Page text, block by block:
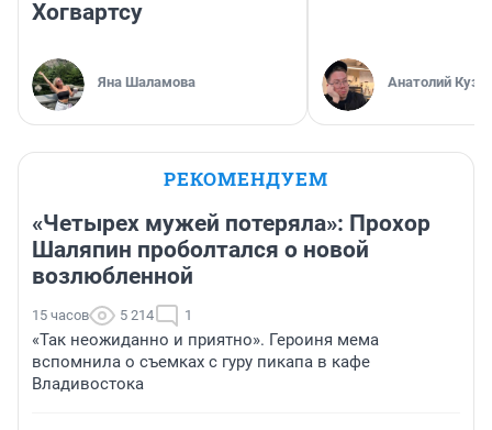
Хогвартсу
Яна Шаламова Анатолий
РЕКОМЕНДУЕМ
«Четырех мужей потеряла»: Прохор
Шаляпин проболтался о новой
возлюбленной
15 часов 5 214 1
«Так неожиданно и приятно». Героиня мема
вспомнила о съемках с гуру пикапа в кафе
Владивостока